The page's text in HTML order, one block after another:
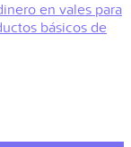
en vales para
básicos de